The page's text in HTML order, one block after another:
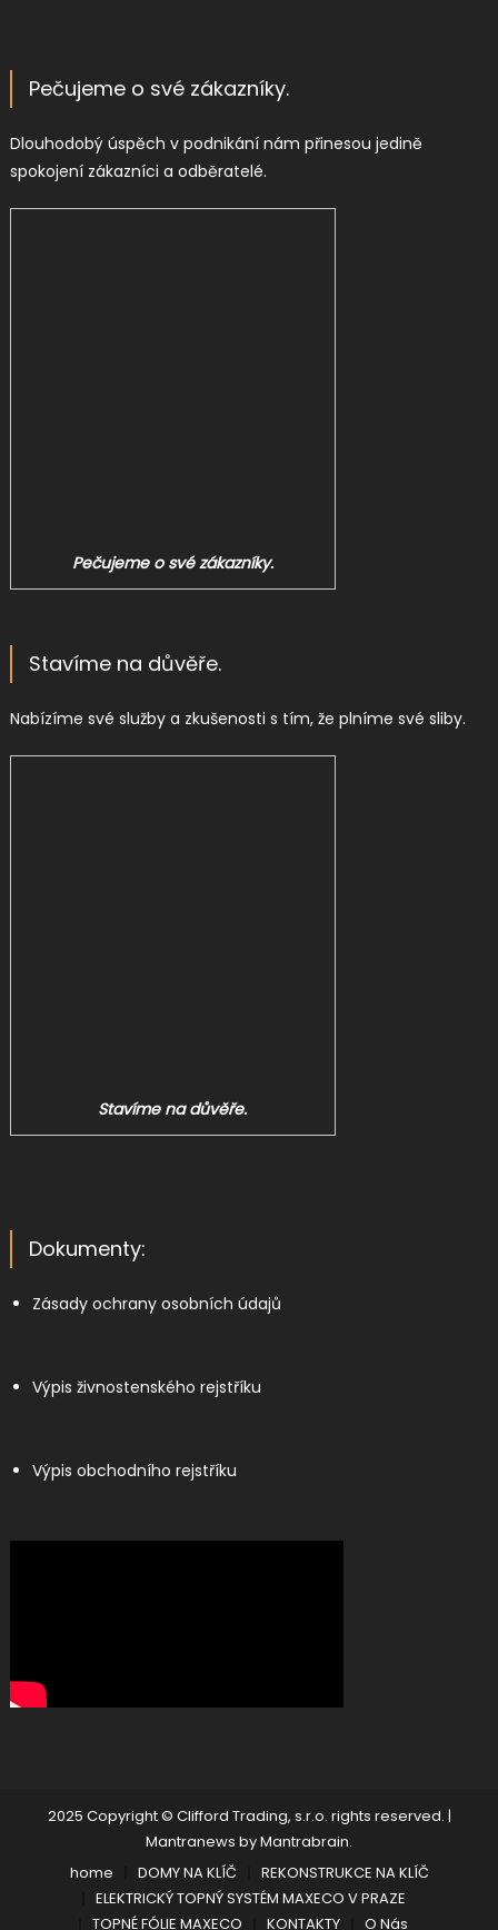
Pečujeme o své zákazníky.
Dlouhodobý úspěch v podnikání nám přinesou jedině
spokojení zákazníci a odběratelé.
Pečujeme o své zákazníky.
Stavíme na důvěře.
Nabízíme své služby a zkušenosti s tím, že plníme své sliby.
Stavíme na důvěře.
Dokumenty:
Zásady ochrany osobních údajů
Výpis živnostenského rejstříku
Výpis obchodního rejstříku
2025 Copyright © Clifford Trading, s.r.o. rights reserved. |
Mantranews byMantrabrain.
home
DOMY NA KLÍČ
REKONSTRUKCE NA KLÍČ
ELEKTRICKÝ TOPNÝ SYSTÉM MAXECO V PRAZE
TOPNÉ FÓLIE MAXECO
KONTAKTY O Nás